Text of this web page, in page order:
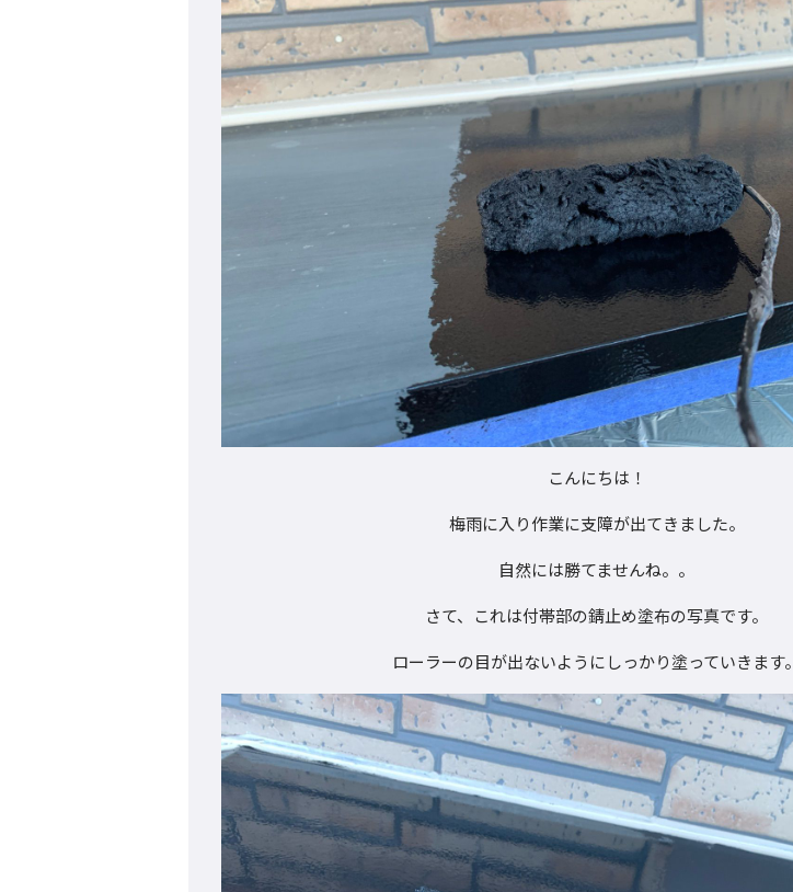
こんにちは！
梅雨に入り作業に支障が出てきました。
自然には勝てませんね。。
さて、これは付帯部の錆止め塗布の写真です。
ローラーの目が出ないようにしっかり塗っていきます。